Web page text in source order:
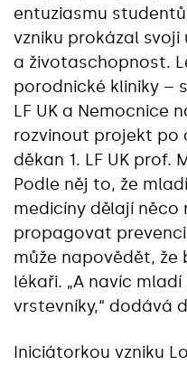
entuziasmu
vzniku prokázal svoji
a životaschopnost.
porodnické kliniky –
LF UK a Nemocnice
rozvinout projekt po
děkan 1. LF UK prof.
Podle něj to, že
medicíny dělají něco
propagovat
může napovědět,
lékaři. „A navíc
vrstevníky,“ dodává
Iniciátorkou vzniku